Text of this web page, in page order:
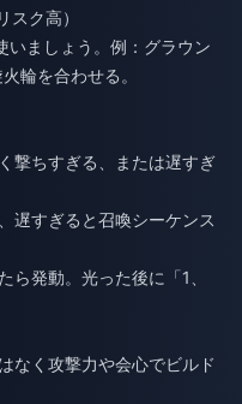
スク高）
いましょう。例：グラウン
輪を合わせる。
撃ちすぎる、または遅すぎ
遅すぎると召喚シーケンス
ら発動。光った後に「1、
なく攻撃力や会心でビルド